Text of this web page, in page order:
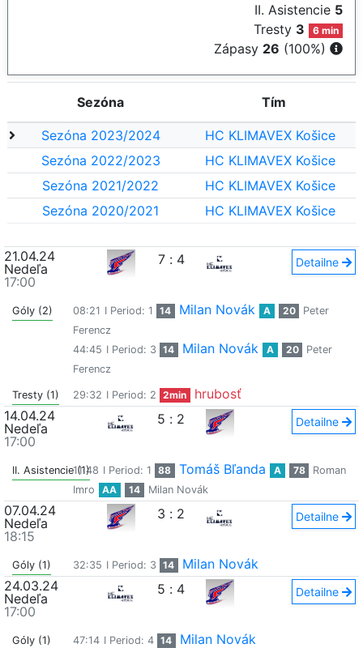
II. Asistencie 5
Tresty 3 6 min
Zápasy 26 (100%)
Sezóna Tím
Sezóna 2023/2024
HC KLIMAVEX Košice
Sezóna 2022/2023
HC KLIMAVEX Košice
Sezóna 2021/2022
HC KLIMAVEX Košice
Sezóna 2020/2021
HC KLIMAVEX Košice
21.04.24
Nedeľa
17:00
7 : 4 Detailne
Góly (2) 08:21 I Period: 1 14 Milan Novák A 20
Peter
Ferencz
44:45 I Period: 3 14 Milan Novák A 20
Peter
Ferencz
Tresty (1) 29:32 I Period: 2 2min
hrubosť
14.04.24
Nedeľa
17:00
5 : 2 Detailne
II. Asistencie (1)
11:48 I Period: 1 88 Tomáš Bľanda A 78
Roman
Imro
AA 14 Milan Novák
07.04.24
Nedeľa
18:15
3 : 2 Detailne
Góly (1) 32:35 I Period: 3 14
Milan Novák
24.03.24
Nedeľa
17:00
5 : 4 Detailne
Góly (1) 47:14 I Period: 4 14
Milan Novák